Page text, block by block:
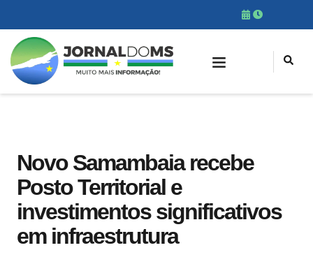
Novo Samambaia recebe
Posto Territorial e
investimentos significativos
em infraestrutura